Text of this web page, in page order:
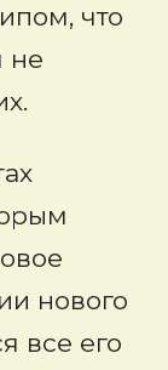
что
не
нового
все его